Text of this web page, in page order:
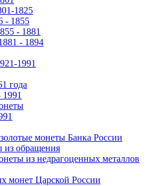
1825
- 1855
- 1881
- 1894
1991
года
монеты Банка России
из обращения
из недрагоценных металлов
монет Царской России